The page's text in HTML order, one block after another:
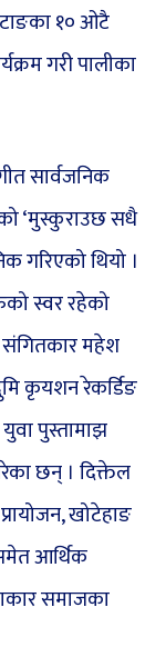
१० ओटै
गरी पालीका
सार्वजनिक
‘मुस्कुराउछ सधै
गरिएको थियो ।
स्वर रहेको
संगितकार महेश
कृयशन रेकर्डिङ
पुस्तामाझ
छन् । दिक्तेल
खोटेहाङ
आर्थिक
समाजका